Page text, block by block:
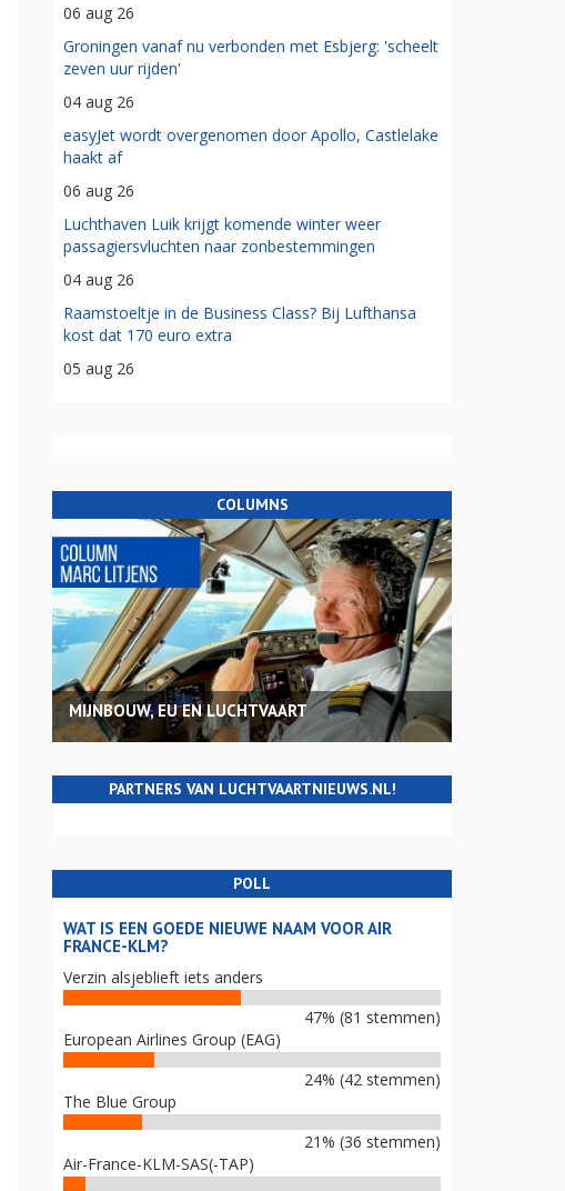
06 aug 26
Groningen vanaf nu verbonden met Esbjerg: 'scheelt
zeven uur rijden'
04 aug 26
easyJet wordt overgenomen door Apollo, Castlelake
haakt af
06 aug 26
Luchthaven Luik krijgt komende winter weer
passagiersvluchten naar zonbestemmingen
04 aug 26
Raamstoeltje in de Business Class? Bij Lufthansa
kost dat 170 euro extra
05 aug 26
COLUMNS
MIJNBOUW, EU EN LUCHTVAART
PARTNERS VAN LUCHTVAARTNIEUWS.NL!
POLL
WAT IS EEN GOEDE NIEUWE NAAM VOOR AIR
FRANCE-KLM?
Verzin alsjeblieft iets anders
47% (81 stemmen)
European Airlines Group (EAG)
24% (42 stemmen)
The Blue Group
21% (36 stemmen)
Air-France-KLM-SAS(-TAP)